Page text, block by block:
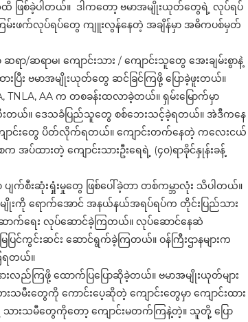
အထိ ဖြစ်ခဲ့ပါတယ်။ ဒါကတော့ ဗမာအမျိုးယုတ်တွေရဲ့ လုပ်ရပ်
မ်းဖက်လုပ်ရပ်တွေ ကျူးလွန်နေတဲ့ အချိန်မှာ အဓိကပစ်မှတ်
ာ/ဆရာမ၊ ကျောင်းသား / ကျောင်းသူတွေ အေးချမ်းစွာနဲ့
ြီး ဗမာအမျိုးယုတ်တွေ ဆင်ခြင်ကြဖို့ ပြောခဲ့ဖူးတယ်။
TNLA, AA က တစခန်းထလာခဲ့တယ်။ ရှမ်းမြောက်မှာ
တယ်။ ဒေသခံပြည်သူတွေ စစ်ဘေးသင့်ခဲ့ရတယ်။ အဲဒီကနေ
ောင်းတွေ ပိတ်လိုက်ရတယ်။ ကျောင်းတက်နေတဲ့ ကလေးငယ်
ပ်ထားတဲ့ ကျောင်းသားဦးရေရဲ့ (၄၀)ရာခိုင်နှုန်းခန့်
ပျက်စီးဆုံးရှုံးမှုတွေ ဖြစ်ပေါ်ခဲ့တာ တစ်ကမ္ဘာလုံး သိပါတယ်။
ျိုးကို ရောက်အောင် အနယ်နယ်အရပ်ရပ်က တိုင်းပြည်သား
ောက်ရေး လုပ်ဆောင်ခဲ့ကြတယ်။ လုပ်ဆောင်နေဆဲ
ြင်ကွင်းဆင်း ဆောင်ရွက်ခဲ့ကြတယ်။ ဝန်ကြီးဌာနများက
ရတယ်။
လည်ကြဖို့ ထောက်ပြပြောဆိုခဲ့တယ်။ ဗမာအမျိုးယုတ်များ
းတွေကို ကောင်းပေ့ဆိုတဲ့ ကျောင်းတွေမှာ ကျောင်းထား
းသမီတွေကိုတော့ ကျောင်းမတက်ကြနဲ့တဲ့။ သူတို့ ပြော